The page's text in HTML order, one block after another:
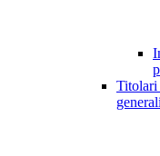
Titolari